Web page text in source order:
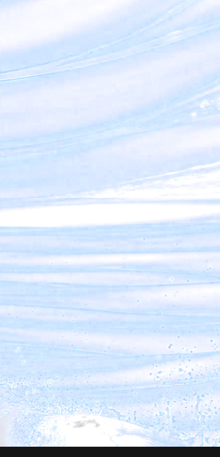
Hemels Gezang
Yvonne Scheepsma en Frits Feldbrugge
De reis tussen de oosterse en christelijke spiritualiteit
Het kind en het badwater
Ontmoeting op de berg
16 februari 2027
Boeddhisme, het pad van de krijger
Fred van Welsem
16 maart 2027
Hadé Overdulve
13 april 2027
De zachte krachten zullen zeker winnen
Dirk van de Glind
11 mei 2027
Sacrale dans ontmoeting met Taizé
Sahaja Pragt